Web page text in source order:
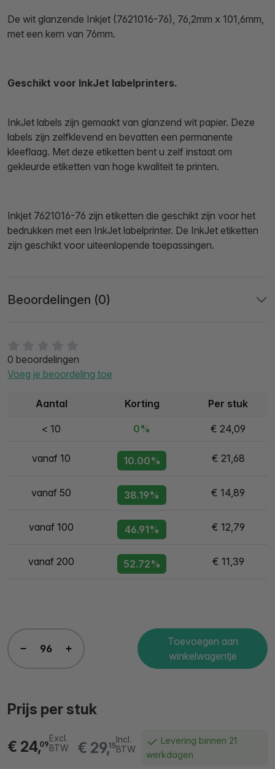
0 beoordelingen
Voeg je beoordeling toe
Aantal Korting Per stuk
< 10 0% € 24,09
vanaf 10 10.00% € 21,68
vanaf 50 38.19% € 14,89
vanaf 100 46.91% € 12,79
vanaf 200 52.72% € 11,39
Toevoegen aan
winkelwagentje
Prijs per stuk
€ 29,15
Incl.
BTW
€ 24,09
Excl.
BTW
Levering binnen 21
werkdagen
De wit glanzende Inkjet (7621016-76), 76,2mm x 101,6mm,
met een kern van 76mm.
Geschikt voor InkJet labelprinters.
InkJet labels zijn gemaakt van glanzend wit papier. Deze
labels zijn zelfklevend en bevatten een permanente
kleeflaag. Met deze etiketten bent u zelf instaat om
gekleurde etiketten van hoge kwaliteit te printen.
Inkjet 7621016-76 zijn etiketten die geschikt zijn voor het
bedrukken met een InkJet labelprinter. De InkJet etiketten
zijn geschikt voor uiteenlopende toepassingen.
Beoordelingen (0)